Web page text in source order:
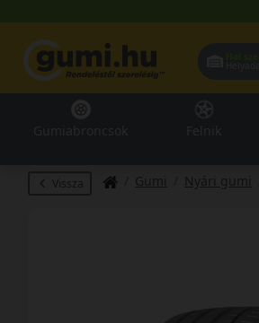
Vissza Gumi Nyári gumi